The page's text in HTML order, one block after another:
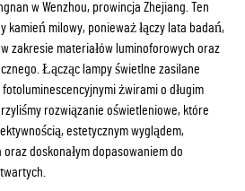
w Wenzhou, prowincja Zhejiang. Ten
kamień milowy, ponieważ łączy lata badań,
zakresie materiałów luminoforowych oraz
Łącząc lampy świetlne zasilane
żwirami o długim
rozwiązanie oświetleniowe, które
estetycznym wyglądem,
doskonałym dopasowaniem do